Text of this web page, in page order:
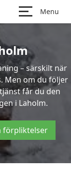
Menu
– särskilt när
Men om du följer
får du den
i Laholm.
förpliktelser